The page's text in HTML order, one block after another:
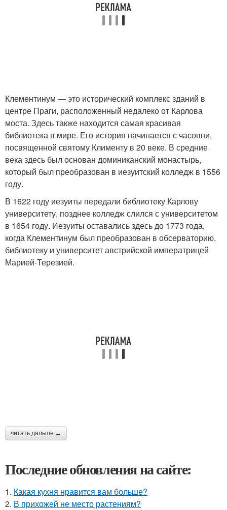
Клементинум — это исторический комплекс зданий в
центре Праги, расположенный недалеко от Карлова
моста. Здесь также находится самая красивая
библиотека в мире. Его история начинается с часовни,
посвященной святому Клименту в 20 веке. В средние
века здесь был основан доминиканский монастырь,
который был преобразован в иезуитский колледж в 1556
году.
В 1622 году иезуиты передали библиотеку Карлову
университету, позднее колледж слился с университетом
в 1654 году. Иезуиты оставались здесь до 1773 года,
когда Клементинум был преобразован в обсерваторию,
библиотеку и университет австрийской императрицей
Марией-Терезией.
читать дальше →
Последние обновления на сайте:
1. Какая кухня нравится вам больше?
2. В прихожей не место растениям?